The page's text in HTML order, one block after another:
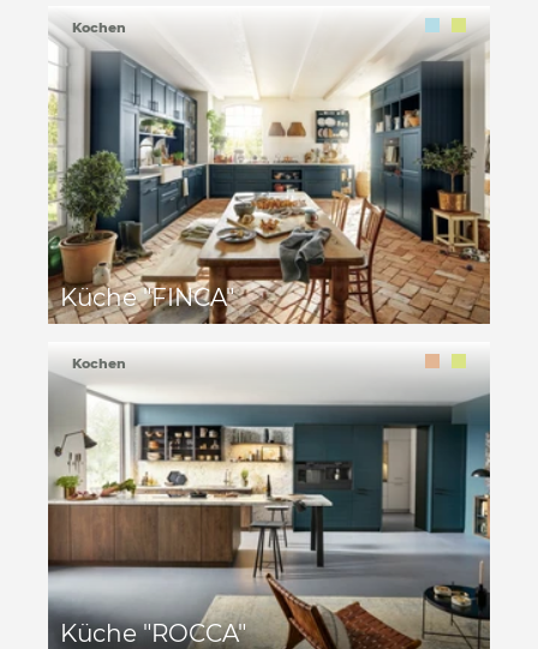
Küche "FINCA"
Kochen
Küche "ROCCA"
Kochen